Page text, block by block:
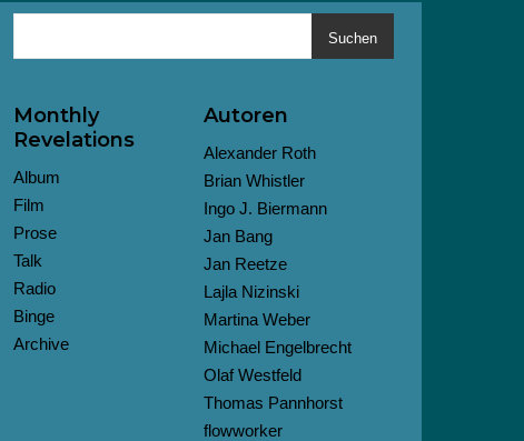
Suchen
Monthly
Revelations
Album
Film
Prose
Talk
Radio
Binge
Archive
Autoren
Alexander Roth
Brian Whistler
Ingo J. Biermann
Jan Bang
Jan Reetze
Lajla Nizinski
Martina Weber
Michael Engelbrecht
Olaf Westfeld
Thomas Pannhorst
flowworker